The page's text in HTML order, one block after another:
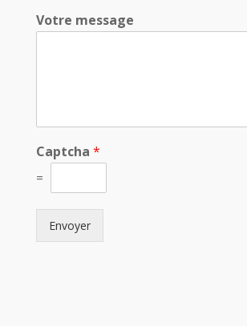
Votre message
Captcha *
=
Envoyer